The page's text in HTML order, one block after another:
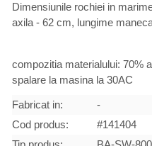
Dimensiunile rochiei in
axila - 62 cm, lungime
compozitia materialului: 70%
spalare la masina la 30AC
Fabricat in:
-
Cod produs:
#141404